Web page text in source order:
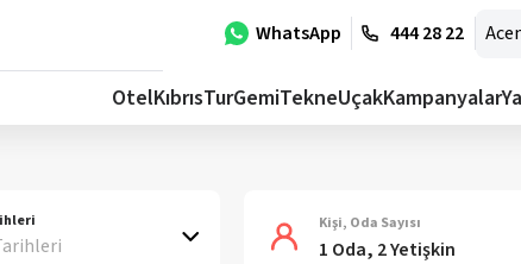
WhatsApp 444 28 22
OtelKıbrısTurGemiTekneUçakKampanyalar
Kişi, Oda Sayısı
1 Oda, 2 Yetişkin